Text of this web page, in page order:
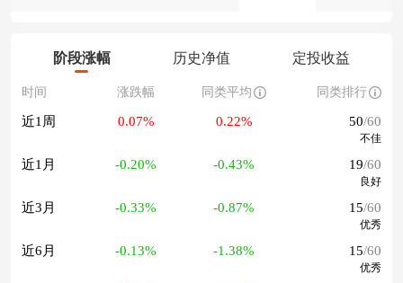
阶段涨幅 历史净值 定投收益
时间 涨跌幅 同类平均 同类排行
近1周 0.07% 0.22% 50/60
不佳
近1月 -0.20% -0.43% 19/60
良好
近3月 -0.33% -0.87% 15/60
优秀
近6月 -0.13% -1.38% 15/60
优秀